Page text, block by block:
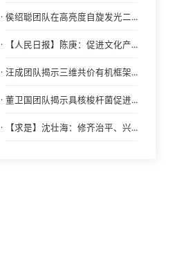
· 侯绍聪团队在高亮度自旋发光二...
· 【人民日报】陈庚：促进文化产...
· 汪成团队揭示三维共价有机框架...
· 董卫国团队揭示具核梭杆菌促进...
· 【求是】沈壮海：修齐治平、兴...